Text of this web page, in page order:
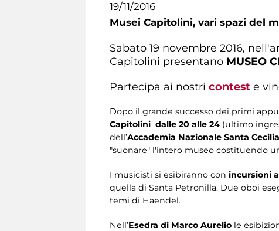
19/11/2016
Musei Capitolini, vari spazi del
Sabato 19 novembre 2016,
Capitolini presentano MUSEO
Partecipa ai nostri contest e
Dopo il grande successo dei primi
Capitolini dalle 20 alle 24 (ultimo
dell’Accademia Nazionale Santa Cecilia
"suonare" l'intero museo costituendo
I musicisti si esibiranno con incursioni
quella di Santa Petronilla. Due oboi
temi di Haendel.
Nell’Esedra di Marco Aurelio le